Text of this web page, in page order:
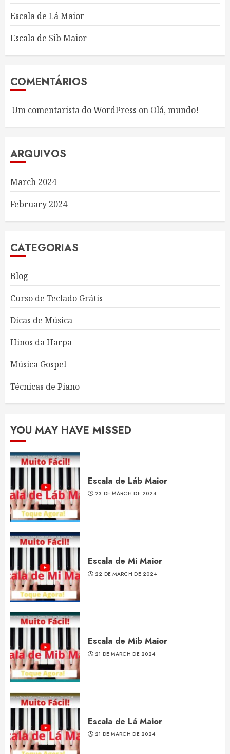
Escala de Lá Maior
Escala de Sib Maior
COMENTÁRIOS
Um comentarista do WordPress on Olá, mundo!
ARQUIVOS
March 2024
February 2024
CATEGORIAS
Blog
Curso de Teclado Grátis
Dicas de Música
Hinos da Harpa
Música Gospel
Técnicas de Piano
YOU MAY HAVE MISSED
Escala de Láb Maior
23 DE MARCH DE 2024
Escala de Mi Maior
22 DE MARCH DE 2024
Escala de Mib Maior
21 DE MARCH DE 2024
Escala de Lá Maior
21 DE MARCH DE 2024